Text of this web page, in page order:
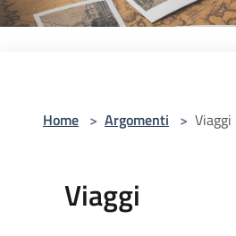
Home > Argomenti > Viaggi
Viaggi